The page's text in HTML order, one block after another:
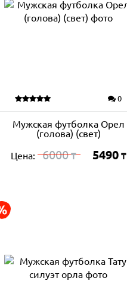
0
Мужская футболка Орел
(голова) (свет)
Цена: 6000₸ 5490 ₸